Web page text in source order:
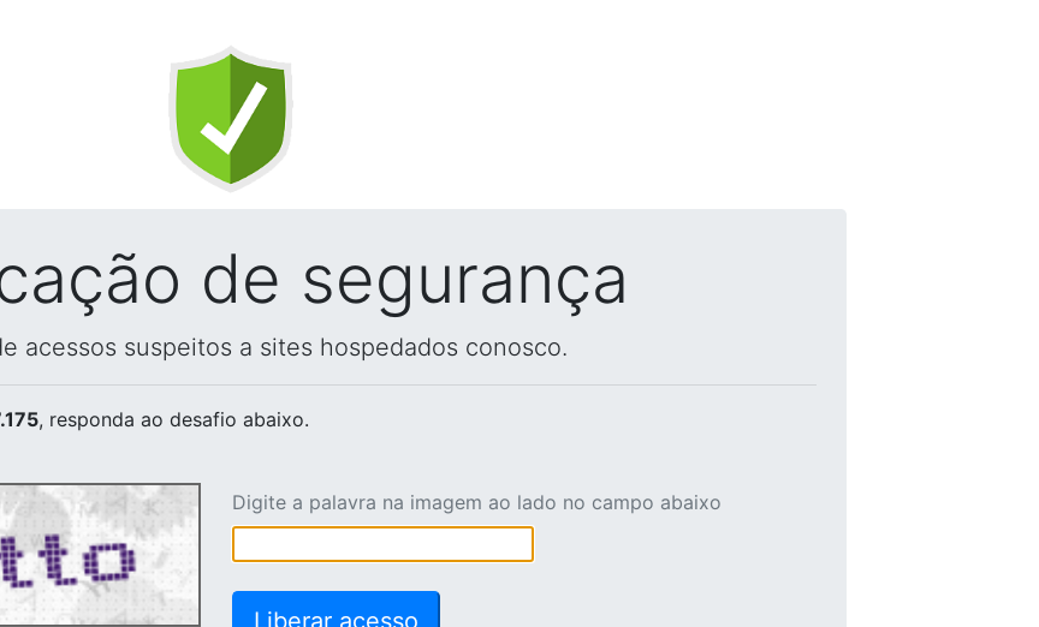
de segurança
acessos suspeitos a sites hospedados conosco.
, responda ao desafio abaixo.
Digite a palavra na imagem ao lado no campo abaixo